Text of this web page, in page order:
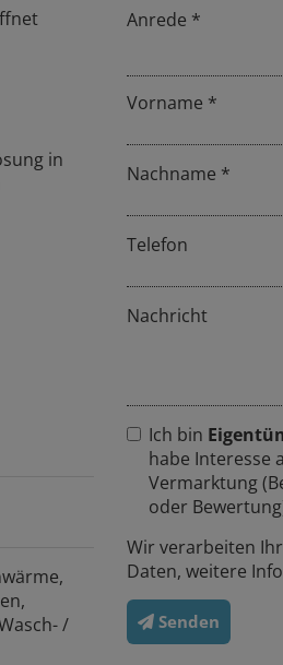
in
/
Anrede
Vorname
Nachname
Telefon
Nachricht
Ich bin
habe Interesse
Vermarktung
oder
Wir verarbeiten
Daten, weitere
Senden